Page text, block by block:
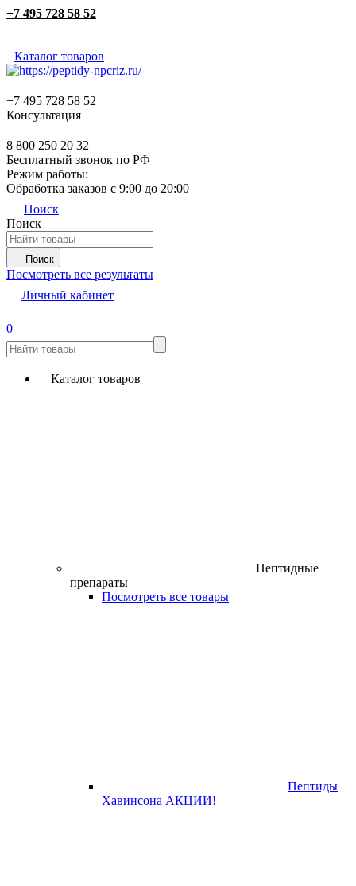
+7 495 728 58 52
Каталог товаров
+7 495 728 58 52
Консультация
8 800 250 20 32
Бесплатный звонок по РФ
Режим работы:
Обработка заказов с 9:00 до 20:00
Поиск
Поиск
Поиск
Посмотреть все результаты
Личный кабинет
0
Каталог товаров
Пептидные
препараты
Посмотреть все товары
Пептиды
Хавинсона АКЦИИ!